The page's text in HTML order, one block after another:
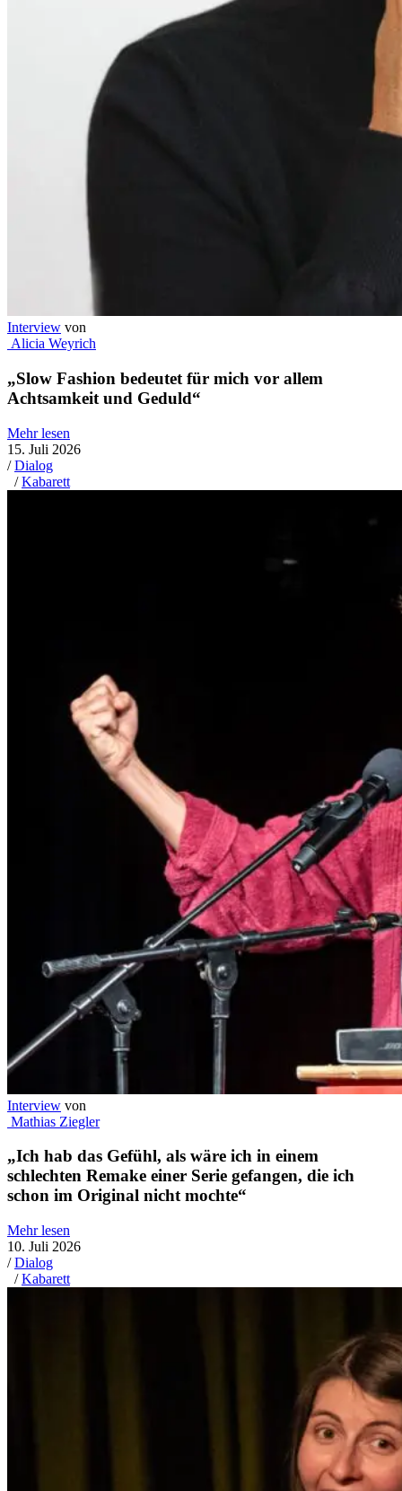
Interview von
Alicia Weyrich
„Slow Fashion bedeutet für mich vor allem
Achtsamkeit und Geduld“
Mehr lesen
15. Juli 2026
/Dialog
/Kabarett
Interview von
Mathias Ziegler
„Ich hab das Gefühl, als wäre ich in einem
schlechten Remake einer Serie gefangen, die ich
schon im Original nicht mochte“
Mehr lesen
10. Juli 2026
/Dialog
/Kabarett